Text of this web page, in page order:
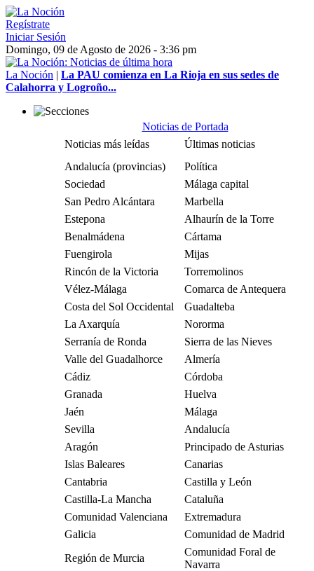
Regístrate
Iniciar Sesión
Domingo, 09 de Agosto de 2026 - 3:36 pm
La Noción | La PAU comienza en La Rioja en sus sedes de
Calahorra y Logroño...
Noticias de Portada
Noticias más leídas
Últimas noticias
Andalucía (provincias)
Política
Sociedad
Málaga capital
San Pedro Alcántara
Marbella
Estepona
Alhaurín de la Torre
Benalmádena
Cártama
Fuengirola
Mijas
Rincón de la Victoria
Torremolinos
Vélez-Málaga
Comarca de Antequera
Costa del Sol Occidental
Guadalteba
La Axarquía
Nororma
Serranía de Ronda
Sierra de las Nieves
Valle del Guadalhorce
Almería
Cádiz
Córdoba
Granada
Huelva
Jaén
Málaga
Sevilla
Andalucía
Aragón
Principado de Asturias
Islas Baleares
Canarias
Cantabria
Castilla y León
Castilla-La Mancha
Cataluña
Comunidad Valenciana
Extremadura
Galicia
Comunidad de Madrid
Región de Murcia
Comunidad Foral de
Navarra